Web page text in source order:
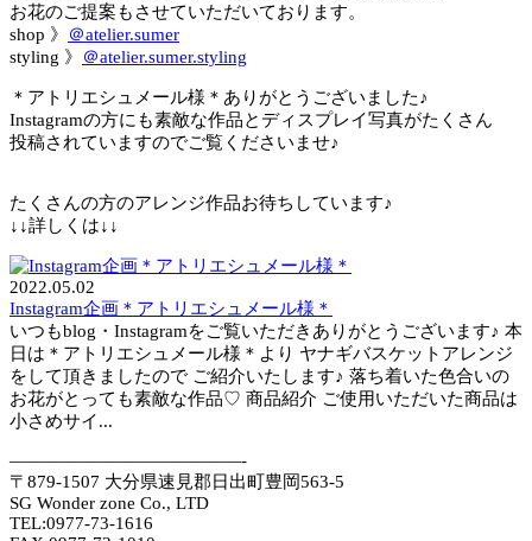
お花のご提案もさせていただいております。
shop 》
＠atelier.sumer
styling 》
＠atelier.sumer.styling
＊アトリエシュメール様＊ありがとうございました♪
Instagramの方にも素敵な作品とディスプレイ写真がたくさん
投稿されていますのでご覧くださいませ♪
たくさんの方のアレンジ作品お待ちしています♪
↓↓詳しくは↓↓
2022.05.02
Instagram企画＊アトリエシュメール様＊
いつもblog・Instagramをご覧いただきありがとうございます♪ 本
日は＊アトリエシュメール様＊より ヤナギバスケットアレンジ
をして頂きましたので ご紹介いたします♪ 落ち着いた色合いの
お花がとっても素敵な作品♡ 商品紹介 ご使用いただいた商品は
小さめサイ...
—————————————-
〒879-1507 大分県速見郡日出町豊岡563-5
SG Wonder zone Co., LTD
TEL:0977-73-1616